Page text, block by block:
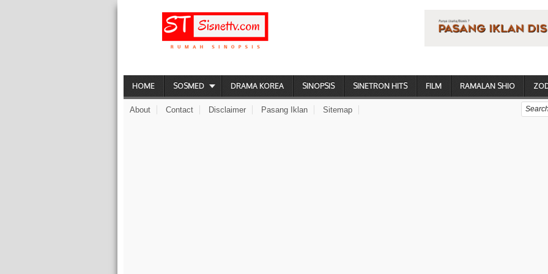
HOME SOSMED DRAMA KOREA SINOPSIS SINETRON HITS FILM RAMALAN SHIO
About Contact Disclaimer Pasang Iklan Sitemap